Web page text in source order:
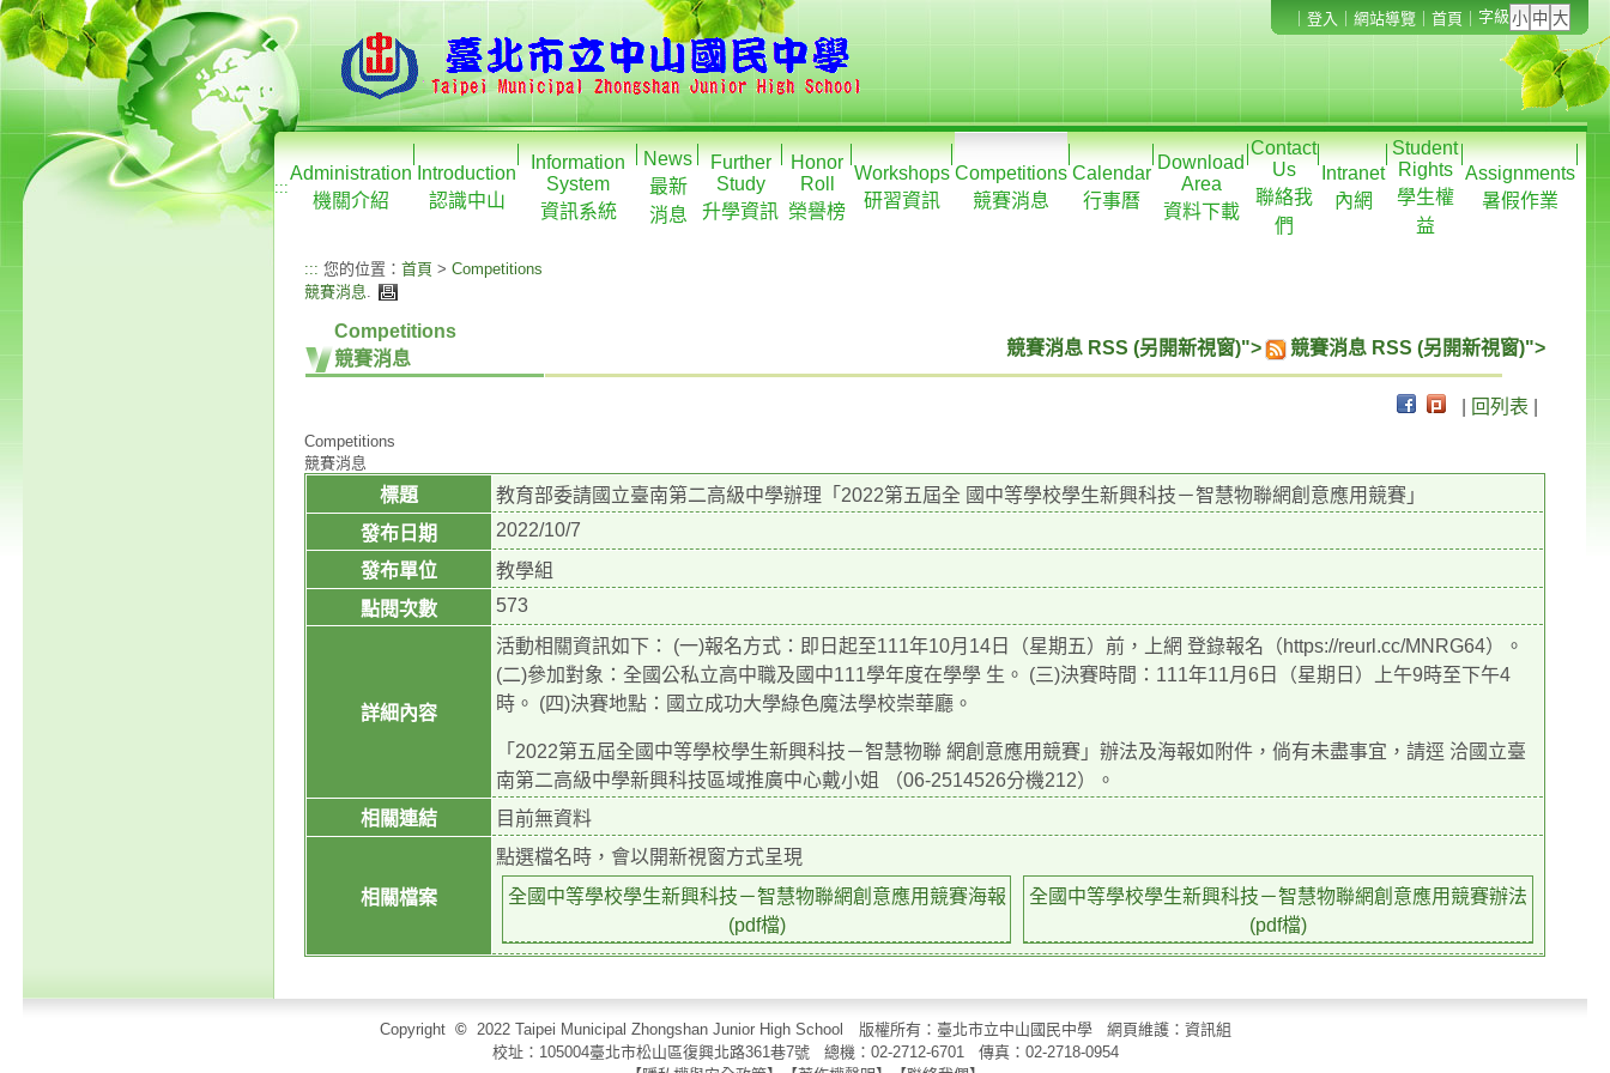
登入 網站導覽 首頁 字級
:::
Administration
機關介紹
Introduction
認識中山
Information
System
資訊系統
News
最新
消息
Further
Study
升學資訊
Honor
Roll
榮譽榜
Workshops
研習資訊
Competitions
競賽消息
Calendar
行事曆
Download
Area
資料下載
Contact
Us
聯絡我
們
Intranet
內網
Student
Rights
學生權
益
Assignments
暑假作業
::: 您的位置： 首頁 > Competitions
競賽消息.
Competitions
競賽消息
競賽消息 RSS (另開新視窗)"> 競賽消息 RSS (另開新視窗)">
回列表
Competitions
競賽消息
標題
教育部委請國立臺南第二高級中學辦理「2022第五屆全 國中等學校學生新興科技－智慧物聯網創意應用競賽」
發布日期
2022/10/7
發布單位
教學組
點閱次數
573
詳細內容
活動相關資訊如下： (一)報名方式：即日起至111年10月14日（星期五）前，上網 登錄報名（https://reurl.cc/MNRG64）。
(二)參加對象：全國公私立高中職及國中111學年度在學學 生。 (三)決賽時間：111年11月6日（星期日）上午9時至下午4
時。 (四)決賽地點：國立成功大學綠色魔法學校崇華廳。
「2022第五屆全國中等學校學生新興科技－智慧物聯 網創意應用競賽」辦法及海報如附件，倘有未盡事宜，請逕 洽國立臺
南第二高級中學新興科技區域推廣中心戴小姐 （06-2514526分機212）。
相關連結
目前無資料
相關檔案
點選檔名時，會以開新視窗方式呈現
全國中等學校學生新興科技－智慧物聯網創意應用競賽海報
(pdf檔)
全國中等學校學生新興科技－智慧物聯網創意應用競賽辦法
(pdf檔)
Copyright © 2022 Taipei Municipal Zhongshan Junior High School 版權所有：臺北市立中山國民中學 網頁維護：資訊組
校址：105004臺北市松山區復興北路361巷7號 總機：02-2712-6701 傳真： 02-2718-0954